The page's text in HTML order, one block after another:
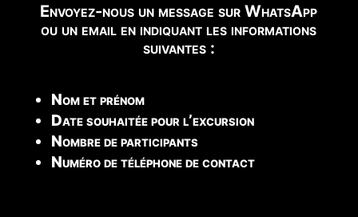
Envoyez-nous un message sur WhatsApp
ou un email en indiquant les informations
suivantes :
Nom et prénom
Date souhaitée pour l’excursion
Nombre de participants
Numéro de téléphone de contact